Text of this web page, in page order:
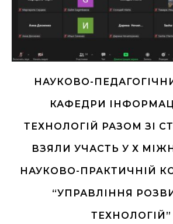
НАУКОВО-
КАФЕДРИ
ТЕХНОЛОГІЙ РАЗОМ ЗІ
ВЗЯЛИ УЧАСТЬ У Х
НАУКОВО-ПРАКТИЧНІЙ
“УПРАВЛІННЯ
ТЕХНОЛОГІЙ”